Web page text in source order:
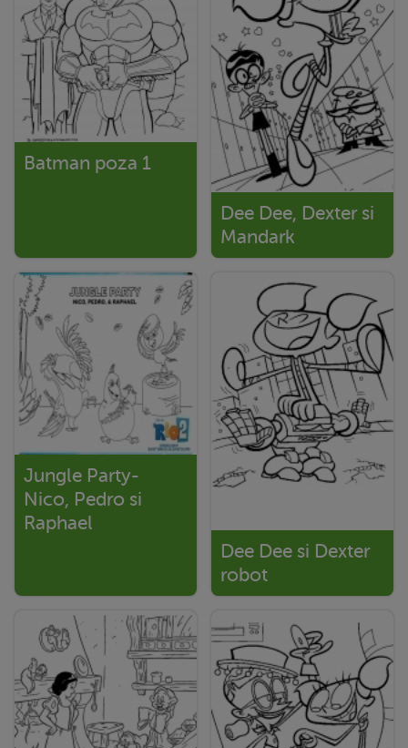
Batman poza 1
Dee Dee, Dexter si
Mandark
Jungle Party-
Nico, Pedro si
Raphael
Dee Dee si Dexter
robot